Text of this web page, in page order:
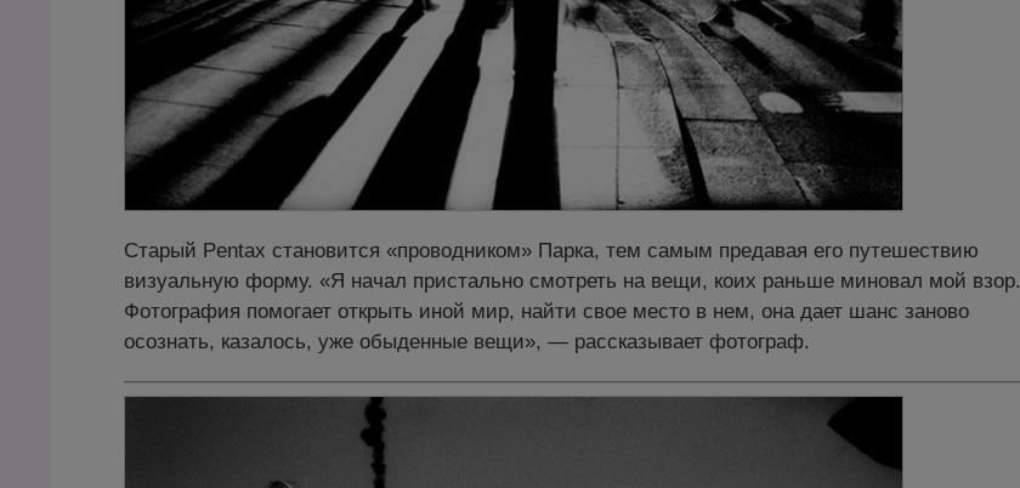
Старый Pentax становится «проводником» Парка, тем самым предавая его путешествию
визуальную форму. «Я начал пристально смотреть на вещи, коих раньше миновал мой взор.
Фотография помогает открыть иной мир, найти свое место в нем, она дает шанс заново
осознать, казалось, уже обыденные вещи», — рассказывает фотограф.